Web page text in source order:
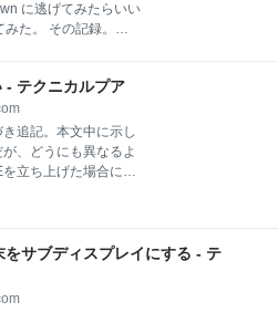
に逃げてみたらいい
た。 その記録。
なので
使っていると痛い目
通信 ホストからコン
の hosts:
files mymachines
トフォワード
テクニカルプア
追記。本文中に示し
、どうにも異なるよ
立ち上げた場合に
とがあった。この場
へ [ -f
い。追記する場所
上げる記述の前にす
すればxinitrcを読
サブディスプレイにする - テ